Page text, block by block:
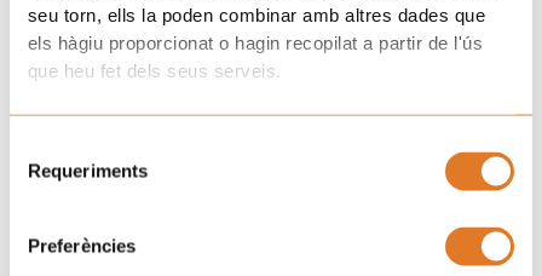
seu torn, ells la poden combinar amb altres dades que
els hàgiu proporcionat o hagin recopilat a partir de l'ús
que heu fet dels seus serveis.
Requeriments
Preferències